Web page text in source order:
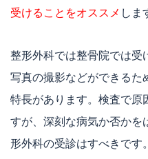
受けることをオススメ しま
整形外科では整骨院では受
写真の撮影などができるた
特長があります。検査で原
すが、深刻な病気か否かを
形外科の受診はすべきです。